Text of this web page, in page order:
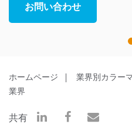
お問い合わせ
ホームページ 業界別カラー
業界
共有